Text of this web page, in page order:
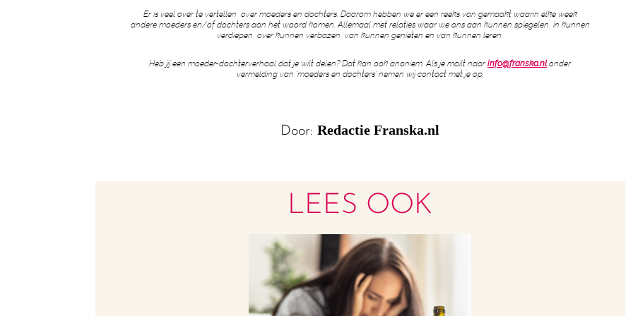
Er is veel over te vertellen, over moeders en dochters. Daarom hebben we er een reeks van gemaakt waarin elke week
andere moeders en/of dochters aan het woord komen. Allemaal met relaties waar we ons aan kunnen spiegelen, in kunnen
verdiepen, over kunnen verbazen, van kunnen genieten en van kunnen leren.
Heb jij een moeder-dochterverhaal dat je wilt delen? Dat kan ook anoniem. Als je mailt naarinfo@franska.nlonder
vermelding van ‘moeders en dochters’ nemen wij contact met je op.
Door: Redactie Franska.nl
LEES OOK